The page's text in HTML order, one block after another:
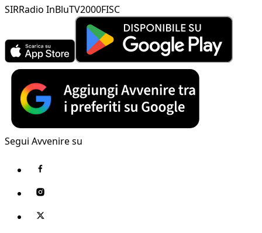
SIRRadio InBluTV2000FISC
Segui Avvenire su